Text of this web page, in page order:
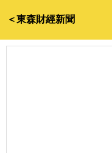
＜東森財經新聞